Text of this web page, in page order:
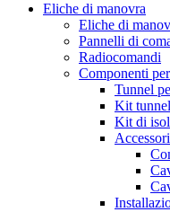
Eliche di manovra
Eliche di
Pannelli di
Radiocomandi
Componenti
Tunnel
Kit
Kit di